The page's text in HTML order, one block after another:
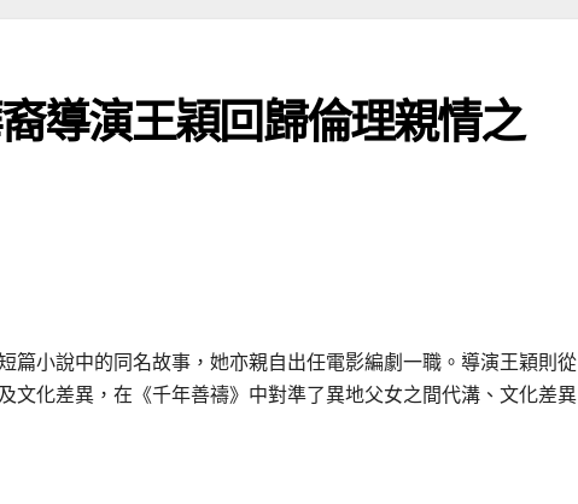
導演王穎回歸倫理親情之
篇小說中的同名故事，她亦親自出任電影編劇一職。導演王穎則從
文化差異，在《千年善禱》中對準了異地父女之間代溝、文化差異